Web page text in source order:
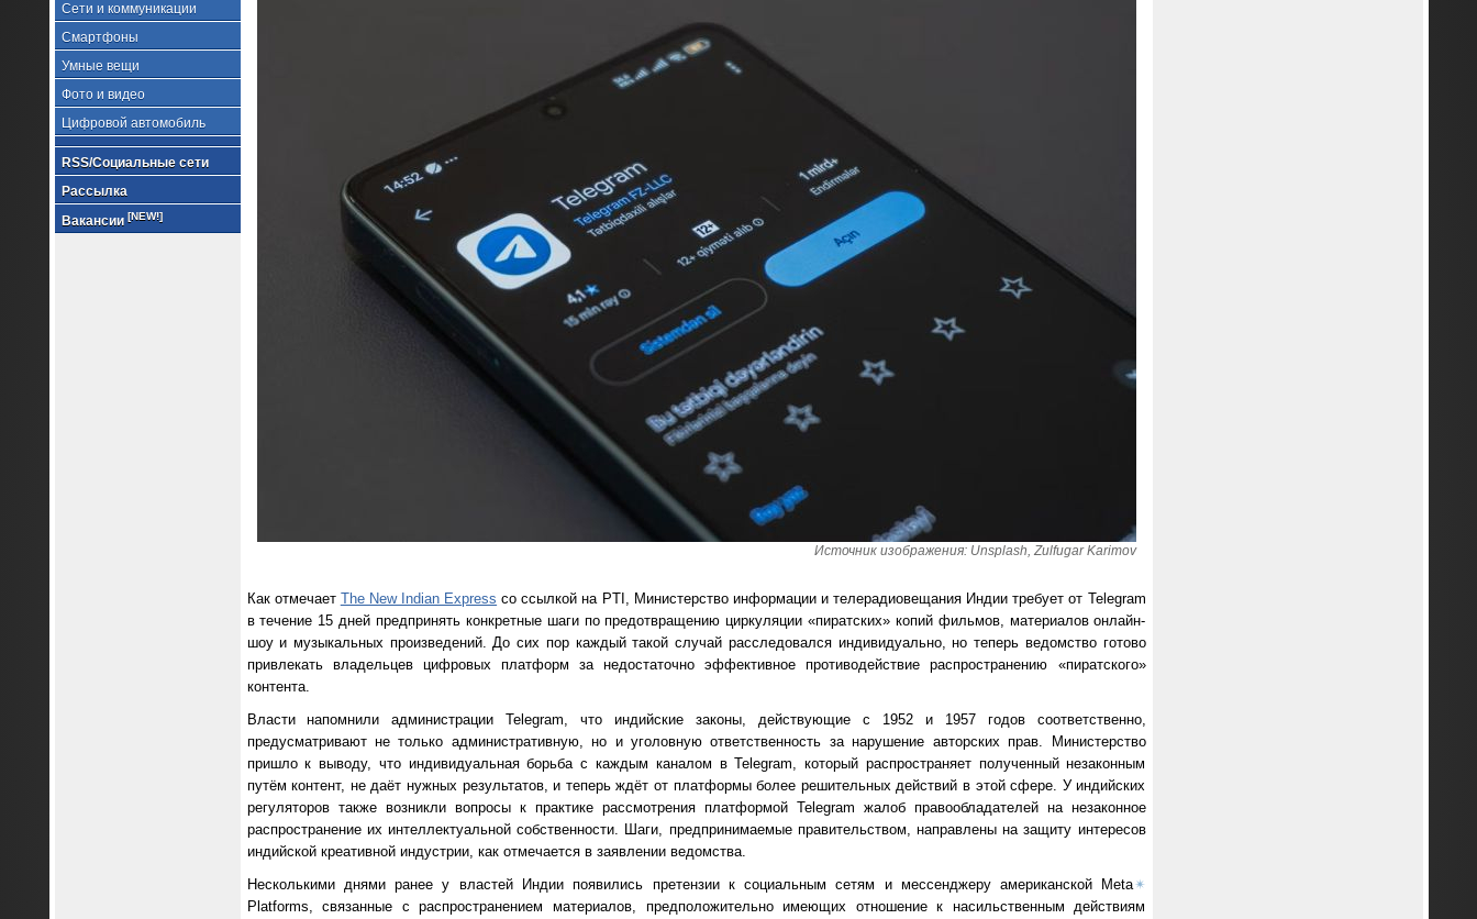
Сети и коммуникации
Смартфоны
Умные вещи
Фото и видео
Цифровой автомобиль
RSS/Социальные сети
Рассылка
Вакансии [NEW!]
Источник изображения: Unsplash, Zulfugar Karimov
Как отмечает The New Indian Express со ссылкой на PTI, Министерство информации и телерадиовещания Индии требует от Telegram
в течение 15 дней предпринять конкретные шаги по предотвращению циркуляции «пиратских» копий фильмов, материалов онлайн-
шоу и музыкальных произведений. До сих пор каждый такой случай расследовался индивидуально, но теперь ведомство готово
привлекать владельцев цифровых платформ за недостаточно эффективное противодействие распространению «пиратского»
контента.
Власти напомнили администрации Telegram, что индийские законы, действующие с 1952 и 1957 годов соответственно,
предусматривают не только административную, но и уголовную ответственность за нарушение авторских прав. Министерство
пришло к выводу, что индивидуальная борьба с каждым каналом в Telegram, который распространяет полученный незаконным
путём контент, не даёт нужных результатов, и теперь ждёт от платформы более решительных действий в этой сфере. У индийских
регуляторов также возникли вопросы к практике рассмотрения платформой Telegram жалоб правообладателей на незаконное
распространение их интеллектуальной собственности. Шаги, предпринимаемые правительством, направлены на защиту интересов
индийской креативной индустрии, как отмечается в заявлении ведомства.
Несколькими днями ранее у властей Индии появились претензии к социальным сетям и мессенджеру американской Meta✴
Platforms, связанные с распространением материалов, предположительно имеющих отношение к насильственным действиям